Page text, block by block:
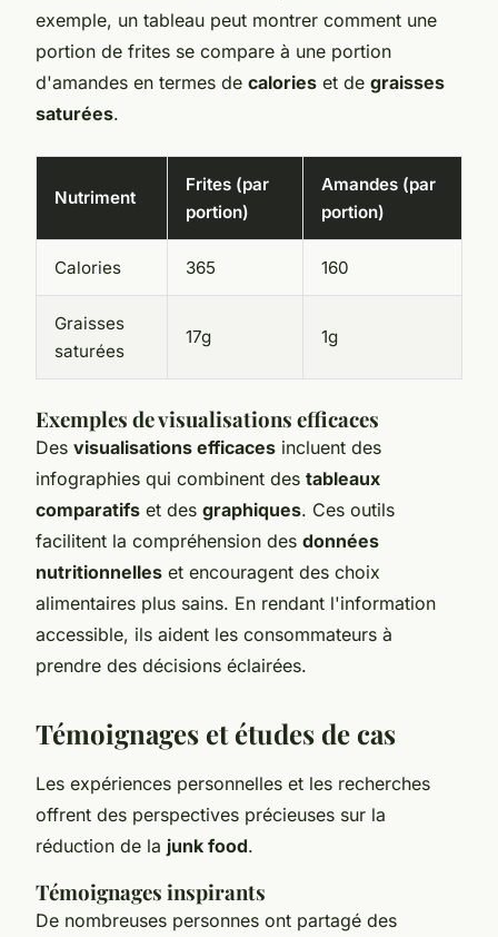
exemple, un tableau peut montrer comment une
portion de frites se compare à une portion
d'amandes en termes de calories et de graisses
saturées.
Nutriment
Frites (par
portion)
Amandes (par
portion)
Calories 365 160
Graisses
saturées
17g 1g
Exemples de visualisations efficaces
Des visualisations efficaces incluent des
infographies qui combinent des tableaux
comparatifs et des graphiques. Ces outils
facilitent la compréhension des données
nutritionnelles et encouragent des choix
alimentaires plus sains. En rendant l'information
accessible, ils aident les consommateurs à
prendre des décisions éclairées.
Témoignages et études de cas
Les expériences personnelles et les recherches
offrent des perspectives précieuses sur la
réduction de la junk food.
Témoignages inspirants
De nombreuses personnes ont partagé des